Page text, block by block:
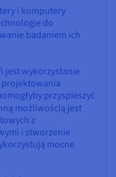
i komputery
do
badaniem ich
jest wykorzystanie
przyspieszyć
możliwością jest
z
i stworzenie
mocne